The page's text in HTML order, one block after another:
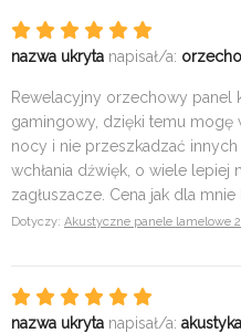
nazwa ukryta napisał/a:
Rewelacyjny orzechowy
gamingowy, dzięki temu
nocy i nie przeszkadzać
wchłania dźwięk, o wiele
zagłuszacze. Cena jak dla
Dotyczy: Akustyczne panele lamelowe
nazwa ukryta napisał/a: akustyka